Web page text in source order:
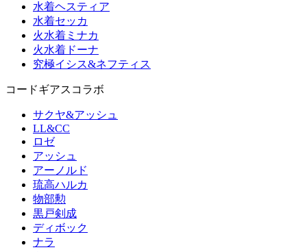
水着ヘスティア
水着セッカ
火水着ミナカ
火水着ドーナ
究極イシス&ネフティス
コードギアスコラボ
サクヤ&アッシュ
LL&CC
ロゼ
アッシュ
アーノルド
琉高ハルカ
物部勲
黒戸剣成
ディボック
ナラ